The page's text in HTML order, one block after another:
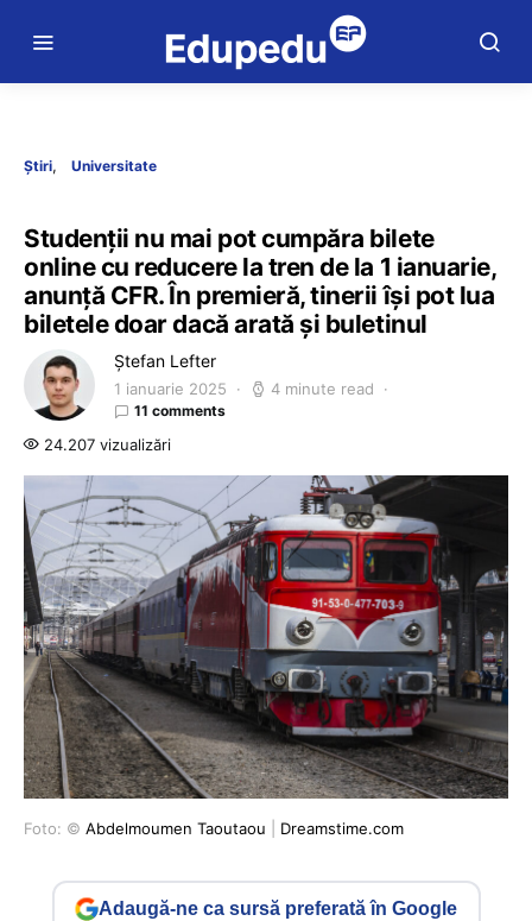
Știri Universitate
Studenții nu mai pot cumpăra bilete
online cu reducere la tren de la 1 ianuarie,
anunță CFR. În premieră, tinerii își pot lua
biletele doar dacă arată și buletinul
Ștefan Lefter
1 ianuarie 2025 4 minute read
11 comments
24.207 vizualizări
Foto: © Abdelmoumen Taoutaou Dreamstime.com
Adaugă-ne ca sursă preferată în Google